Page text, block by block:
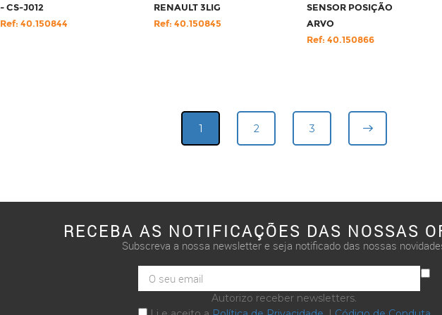
- CS-J012
Ref: 40.150844
RENAULT 3LIG
Ref: 40.150845
SENSOR POSIÇÃO
ARVO
Ref: 40.150866
1 2 3
RECEBA AS NOTIFICAÇÕES DAS NOSSAS
Subscreva a nossa newsletter e seja notificado das nossas
Autorizo receber newsletters.